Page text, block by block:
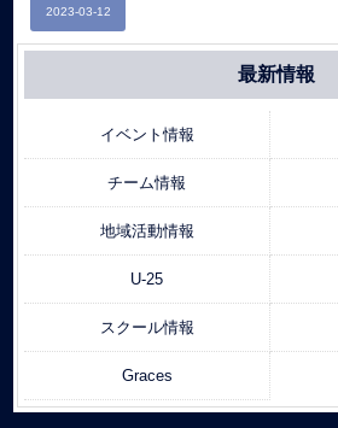
2023-03-12
最新情報
イベント情報
チーム情報
地域活動情報
U-25
スクール情報
Graces